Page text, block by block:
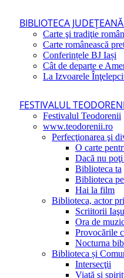
BIBLIOTECA
Carte şi tradiţie
Carte românească
Conferințele BJ Iași
Cât de departe e
La Izvoarele
FESTIVALUL
Festivalul Teodorenii
www.teodorenii.ro
Perfecţionarea şi
O carte
Dacă nu
Biblioteca ta
Biblioteca
Hai la film
Biblioteca, actor
Scriitorii
Ora de
Provocările
Nocturna
Biblioteca și
Intersecţii
Viaţă şi